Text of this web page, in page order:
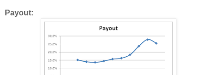
Payout: